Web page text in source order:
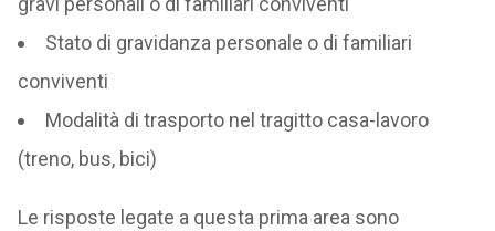
Stato di gravidanza personale o di familiari
conviventi
Modalità di trasporto nel tragitto casa-lavoro
(treno, bus, bici)
Le risposte legate a questa prima area sono